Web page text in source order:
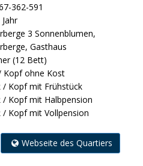
362-591
3 Sonnenblumen,
Gasthaus
(12 Bett)
Kopf ohne Kost
/ Kopf mit Frühstück
/ Kopf mit Halbpension
/ Kopf mit Vollpension
Webseite des Quartiers